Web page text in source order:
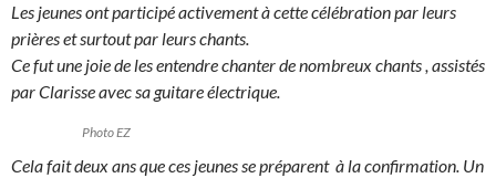
Les jeunes ont participé activement à cette célébration par leurs
prières et surtout par leurs chants.
Ce fut une joie de les entendre chanter de nombreux chants , assistés
par Clarisse avec sa guitare électrique.
Photo EZ
Cela fait deux ans que ces jeunes se préparent à la confirmation. Un